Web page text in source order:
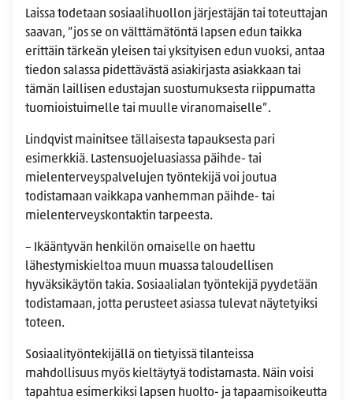
Laissa todetaan sosiaalihuollon järjestäjän tai toteuttajan
saavan, ”jos se on välttämätöntä lapsen edun taikka
erittäin tärkeän yleisen tai yksityisen edun vuoksi, antaa
tiedon salassa pidettävästä asiakirjasta asiakkaan tai
tämän laillisen edustajan suostumuksesta riippumatta
tuomioistuimelle tai muulle viranomaiselle”.
Lindqvist mainitsee tällaisesta tapauksesta pari
esimerkkiä. Lastensuojeluasiassa päihde- tai
mielenterveyspalvelujen työntekijä voi joutua
todistamaan vaikkapa vanhemman päihde- tai
mielenterveyskontaktin tarpeesta.
– Ikääntyvän henkilön omaiselle on haettu
lähestymiskieltoa muun muassa taloudellisen
hyväksikäytön takia. Sosiaalialan työntekijä pyydetään
todistamaan, jotta perusteet asiassa tulevat näytetyiksi
toteen.
Sosiaalityöntekijällä on tietyissä tilanteissa
mahdollisuus myös kieltäytyä todistamasta. Näin voisi
tapahtua esimerkiksi lapsen huolto- ja tapaamisoikeutta